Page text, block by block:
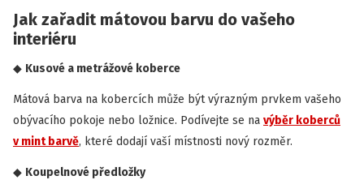
Jak zařadit mátovou barvu do vašeho
interiéru
Kusové a metrážové koberce
Mátová barva na kobercích může být výrazným prvkem vašeho
obývacího pokoje nebo ložnice. Podívejte se na výběr koberců
v mint barvě, které dodají vaší místnosti nový rozměr.
Koupelnové předložky